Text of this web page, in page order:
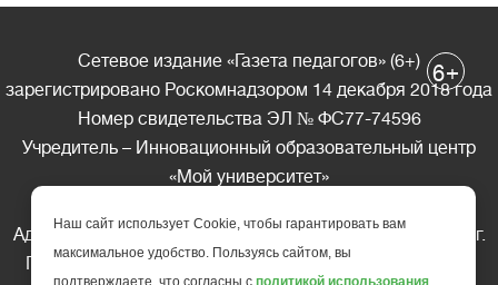
Сетевое издание «Газета педагогов» (6+)
зарегистрировано Роскомнадзором 14 декабря 2018 года
Номер свидетельства ЭЛ № ФС77-74596
Учредитель – Инновационный образовательный центр
«Мой университет»
Адрес редакции: 185035 Россия, Республика Карелия, г.
Петрозаводск, ул. Фридриха Энгельса д.10, офис 211
6+
Наш сайт использует Cookie, чтобы гарантировать вам
максимальное удобство. Пользуясь сайтом, вы
подтверждаете, что согласны с политикой использования